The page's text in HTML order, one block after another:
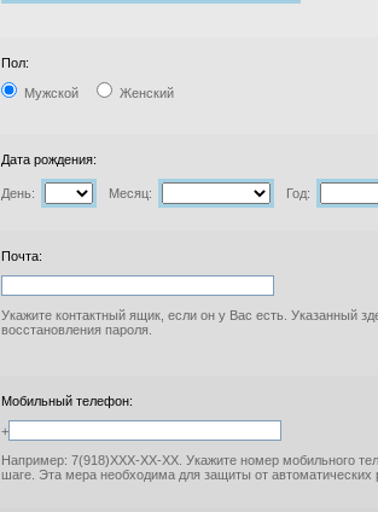
Пол:
Мужской Женский
Дата рождения:
День: Месяц: Год:
Почта:
Укажите контактный ящик, если он у Вас есть. Указанный
восстановления пароля.
Мобильный телефон:
+
Например: 7(918)XXX-XX-XX. Укажите номер мобильного
шаге. Эта мера необходима для защиты от автоматических